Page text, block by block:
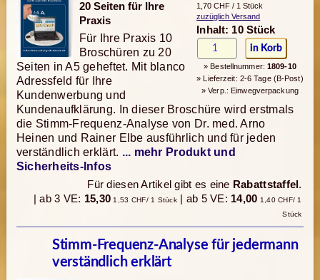
1,70 CHF / 1 Stück
zuzüglich Versand
Inhalt: 10 Stück
» Bestellnummer:1809-10
» Lieferzeit: 2-6 Tage (B-Post)
» Verp.: Einwegverpackung
20 Seiten für Ihre
Praxis
Für Ihre Praxis 10
Broschüren zu 20
Seiten in A5 geheftet. Mit blanco
Adressfeld für Ihre
Kundenwerbung und
Kundenaufklärung. In dieser Broschüre wird erstmals
die Stimm-Frequenz-Analyse von Dr. med. Arno
Heinen und Rainer Elbe ausführlich und für jeden
verständlich erklärt. ... mehr Produkt und
Sicherheits-Infos
Für diesen Artikel gibt es eine Rabattstaffel .
| ab 3 VE: 15,30 1,53 CHF/ 1 Stück| ab 5 VE: 14,00 1,40 CHF/ 1
Stück
Stimm-Frequenz-Analyse für jedermann
verständlich erklärt